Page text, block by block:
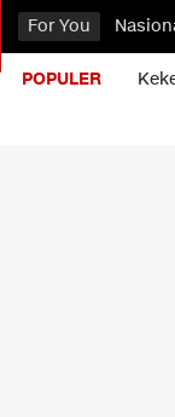
For You
POPULER